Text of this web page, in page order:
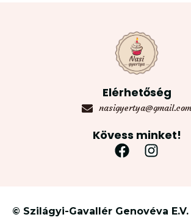
Elérhetőség
nasigyertya@gmail.com
Kövess minket!
© Szilágyi-Gavallér Genovéva